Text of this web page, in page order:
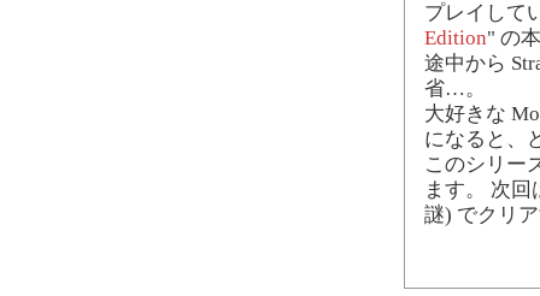
プレイして
Edition" の
途中から
省…。
大好きな
になると、
このシリー
ます。 次
謎) でクリ